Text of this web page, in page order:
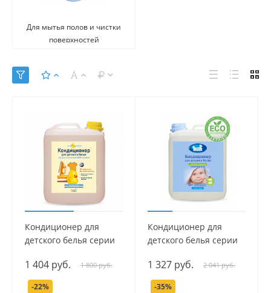
Для мытья полов и чистки
поверхностей
Кондиционер для
детского белья серии
1 404 руб. 1 800 руб.
-22%
Кондиционер для
детского белья серии
1 327 руб. 2 041 руб.
-35%